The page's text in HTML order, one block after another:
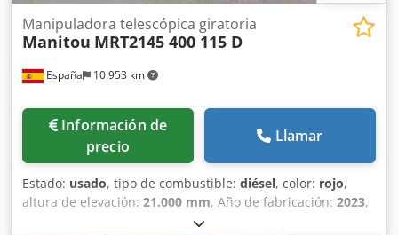
España 10.953 km
Manipuladora telescópica giratoria
Manitou MRT2145 400 115 D
Información de
precio
Llamar
Estado: usado, tipo de combustible: diésel, color: rojo,
altura de elevación: 21.000 mm, Año de fabricación: 2023,
1.590 h